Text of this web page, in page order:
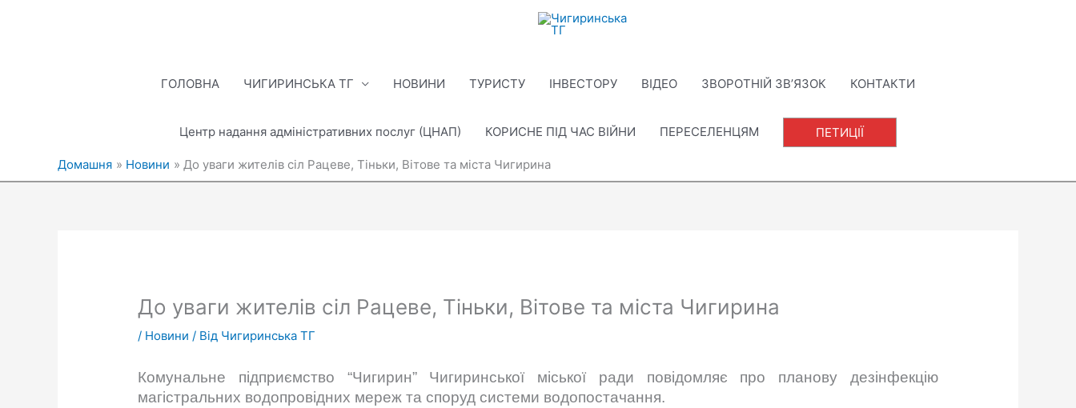
ГОЛОВНА ЧИГИРИНСЬКА ТГ НОВИНИ ТУРИСТУ ІНВЕСТОРУ ВІДЕО ЗВОРОТНІЙ ЗВ’ЯЗОК КОНТАКТИ
Центр надання адміністративних послуг (ЦНАП) КОРИСНЕ ПІД ЧАС ВІЙНИ ПЕРЕСЕЛЕНЦЯМ ПЕТИЦІЇ
Домашня Новини До уваги жителів сіл Рацеве, Тіньки, Вітове та міста Чигирина
До уваги жителів сіл Рацеве, Тіньки, Вітове та міста Чигирина
/ Новини / Від Чигиринська ТГ
Комунальне підприємство “Чигирин” Чигиринської міської ради повідомляє про планову дезінфекцію
магістральних водопровідних мереж та споруд системи водопостачання.